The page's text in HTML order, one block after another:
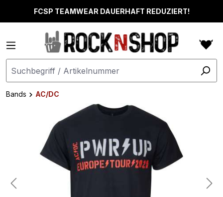
springenFCSP TEAMWEAR DAUERHAFT REDUZIERT!
Bands
AC/DC
Bildergalerie überspringen